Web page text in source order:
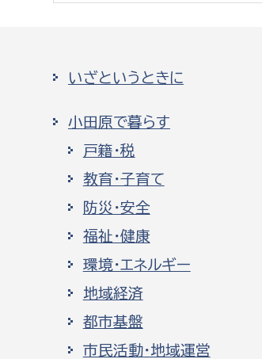
いざというときに
小田原で暮らす
戸籍・税
教育・子育て
防災・安全
福祉・健康
環境・エネルギー
地域経済
都市基盤
市民活動・地域運営